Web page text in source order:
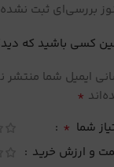
بررسی‌ای ثبت
کسی باشید که
ایمیل شما
*
شما *
و ارزش خرید